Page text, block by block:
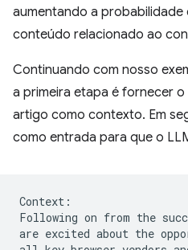
aumentando a
conteúdo relacionado ao
Continuando com nosso
a primeira etapa é fornecer
artigo como contexto. Em
como entrada para que o
Context:
Following on from the
are excited about the